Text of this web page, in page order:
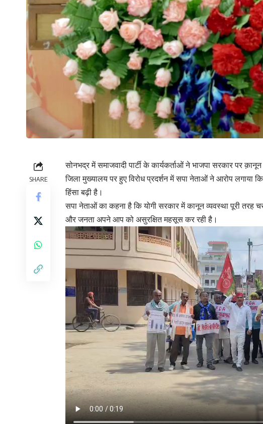
SHARE
सोनभद्र में समाजवादी पार्टी के कार्यकर्ताओं ने भाजपा सरकार पर
जिला मुख्यालय पर हुए विरोध प्रदर्शन में सपा नेताओं ने आरोप लगाया
हिंसा बढ़ी है।
सपा नेताओं का कहना है कि योगी सरकार में कानून व्यवस्था पूरी तरह
और जनता अपने आप को असुरक्षित महसूस कर रही है।